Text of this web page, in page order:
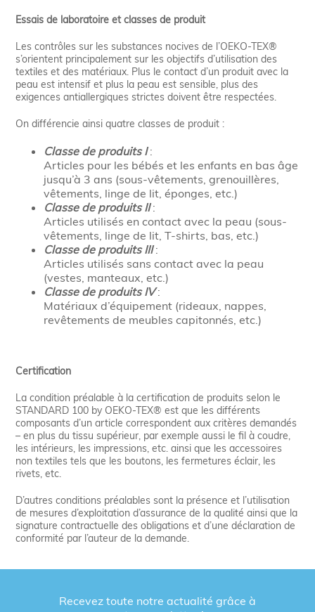
Essais de laboratoire et classes de produit
Les contrôles sur les substances nocives de l’OEKO-TEX®
s’orientent principalement sur les objectifs d’utilisation des
textiles et des matériaux. Plus le contact d’un produit avec la
peau est intensif et plus la peau est sensible, plus des
exigences antiallergiques strictes doivent être respectées.
On différencie ainsi quatre classes de produit :
Classe de produits I:
Articles pour les bébés et les enfants en bas âge
jusqu’à 3 ans (sous-vêtements, grenouillères,
vêtements, linge de lit, éponges, etc.)
Classe de produits II:
Articles utilisés en contact avec la peau (sous-
vêtements, linge de lit, T-shirts, bas, etc.)
Classe de produits III:
Articles utilisés sans contact avec la peau
(vestes, manteaux, etc.)
Classe de produits IV:
Matériaux d’équipement (rideaux, nappes,
revêtements de meubles capitonnés, etc.)
Certification
La condition préalable à la certification de produits selon le
STANDARD 100 by OEKO-TEX® est que les différents
composants d’un article correspondent aux critères demandés
– en plus du tissu supérieur, par exemple aussi le fil à coudre,
les intérieurs, les impressions, etc. ainsi que les accessoires
non textiles tels que les boutons, les fermetures éclair, les
rivets, etc.
D’autres conditions préalables sont la présence et l’utilisation
de mesures d’exploitation d’assurance de la qualité ainsi que la
signature contractuelle des obligations et d’une déclaration de
conformité par l’auteur de la demande.
Recevez toute notre actualité grâce à